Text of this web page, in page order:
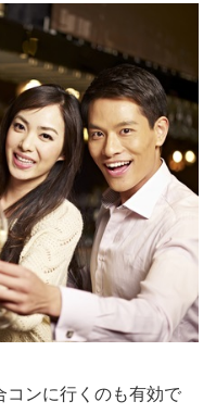
コンに行くのも有効で